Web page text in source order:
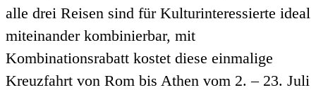
alle drei Reisen sind für Kulturinteressierte ideal
miteinander kombinierbar, mit
Kombinationsrabatt kostet diese einmalige
Kreuzfahrt von Rom bis Athen vom 2. – 23. Juli